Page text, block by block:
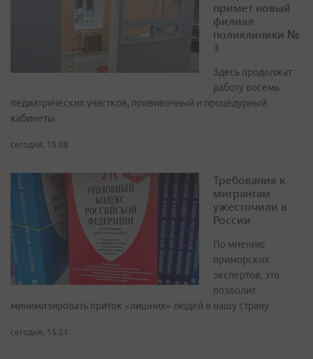
примет новый
филиал
поликлиники №
3
Здесь продолжат
работу восемь
педиатрических участков, прививочный и процедурный
кабинеты
сегодня, 15:08
Требования к
мигрантам
ужесточили в
России
По мнению
приморских
экспертов, это
позволит
минимизировать приток «лишних» людей в нашу страну
сегодня, 15:21